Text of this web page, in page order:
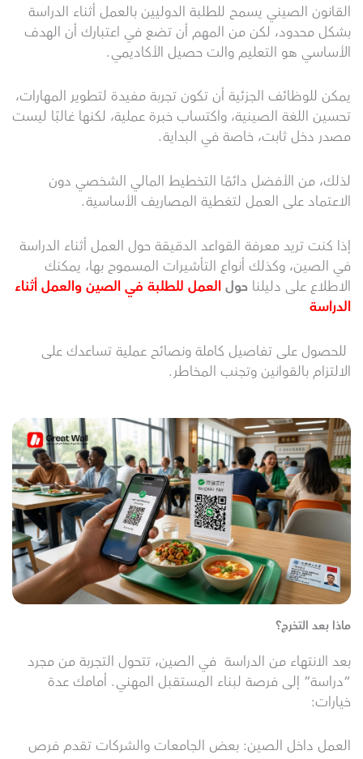
القانون الصيني يسمح للطلبة الدوليين بالعمل أثناء الدراسة
بشكل محدود، لكن من المهم أن تضع في اعتبارك أن الهدف
الأساسي هو التعليم والت حصيل الأكاديمي.
يمكن للوظائف الجزئية أن تكون تجربة مفيدة لتطوير المهارات،
تحسين اللغة الصينية، واكتساب خبرة عملية، لكنها غالبًا ليست
مصدر دخل ثابت، خاصة في البداية.
لذلك، من الأفضل دائمًا التخطيط المالي الشخصي دون
الاعتماد على العمل لتغطية المصاريف الأساسية.
إذا كنت تريد معرفة القواعد الدقيقة حول العمل أثناء الدراسة
في الصين، وكذلك أنواع التأشيرات المسموح بها، يمكنك
الاطلاع على دليلنا حولالعمل للطلبة في الصينوالعمل أثناء
الدراسة
للحصول على تفاصيل كاملة ونصائح عملية تساعدك على
الالتزام بالقوانين وتجنب المخاطر.
ماذا بعد التخرج؟
بعد الانتهاء من الدراسة في الصين، تتحول التجربة من مجرد
“دراسة” إلى فرصة لبناء المستقبل المهني. أمامك عدة
خيارات:
العمل داخل الصين: بعض الجامعات والشركات تقدم فرص